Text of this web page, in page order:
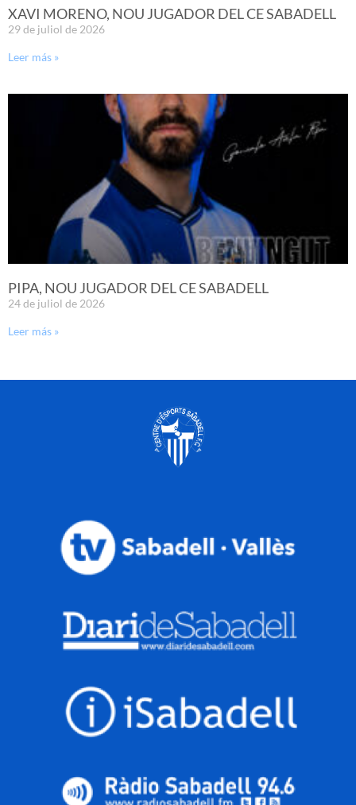
XAVI MORENO, NOU JUGADOR DEL CE SABADELL
29 de juliol de 2026
Leer más »
PIPA, NOU JUGADOR DEL CE SABADELL
24 de juliol de 2026
Leer más »